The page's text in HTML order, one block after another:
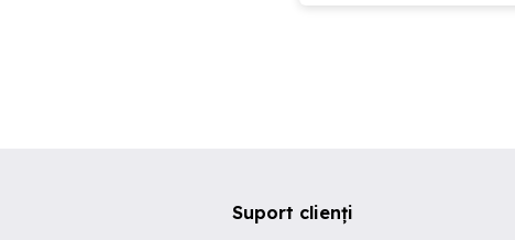
Suport clienți